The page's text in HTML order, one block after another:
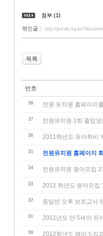
첨부 (1)
엮인글 : http://jwkids.kg.kr/
목록
번호
38
37 전원유치원 1회 졸업
36 2011학년도 유아학비
35 전원유치원 홈페이지
34 전원유치원 원아모집 2
33 2012 학년도 원아모집
32 종일반 오후 보조교사
31 2012년도 만 5세
30 2012학년도 예비소집